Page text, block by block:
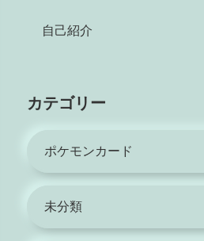
自己紹介
カテゴリー
ポケモンカード
未分類